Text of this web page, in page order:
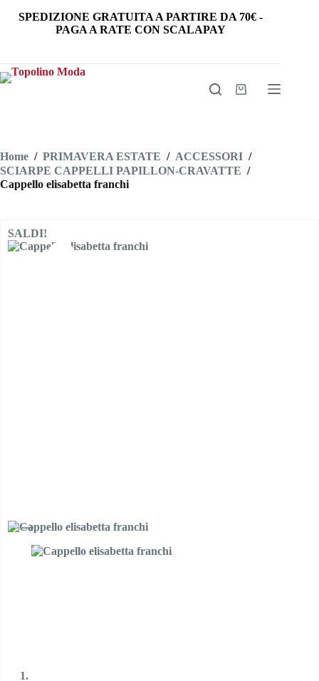
SPEDIZIONE GRATUITA A PARTIRE DA 70€ -
PAGA A RATE CON SCALAPAY
Carrello
Home / PRIMAVERA ESTATE / ACCESSORI /
SCIARPE CAPPELLI PAPILLON-CRAVATTE /
Cappello elisabetta franchi
SALDI!